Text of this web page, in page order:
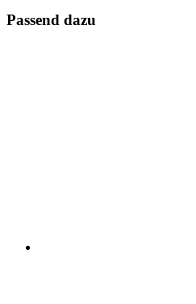
Passend dazu